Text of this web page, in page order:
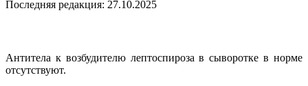
Последняя редакция: 27.10.2025
Антитела к возбудителю лептоспироза в сыворотке в норме
отсутствуют.